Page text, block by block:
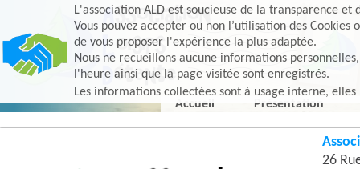
L'association ALD est soucieuse de la transparence et
Vous pouvez accepter ou non l’utilisation des
de vous proposer l'expérience la plus adaptée.
Nous ne recueillons aucune informations
l'heure ainsi que la page visitée sont enregistrés.
Les informations collectées sont à usage interne,
Accueil
Présentation
26